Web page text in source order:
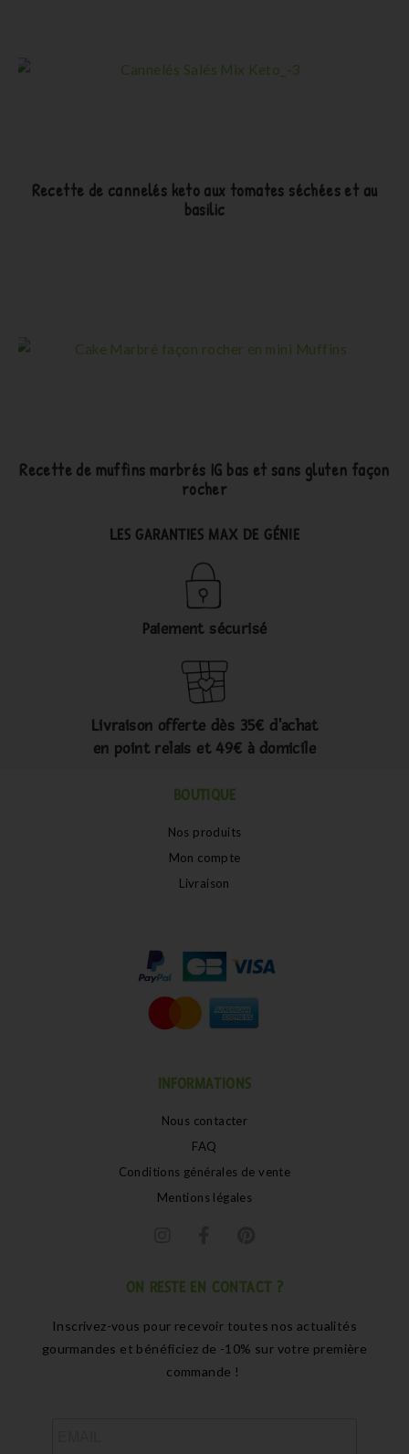
Recette de cannelés keto aux tomates séchées et au
basilic
Recette de muffins marbrés IG bas et sans gluten façon
rocher
LES GARANTIES MAX DE GÉNIE
Paiement sécurisé
Livraison offerte dès 35€ d'achat
en point relais et 49€ à domicile
BOUTIQUE
Nos produits
Mon compte
Livraison
INFORMATIONS
Nous contacter
FAQ
Conditions générales de vente
Mentions légales
ON RESTE EN CONTACT ?
Inscrivez-vous pour recevoir toutes nos actualités
gourmandes et bénéficiez de -10% sur votre première
commande !